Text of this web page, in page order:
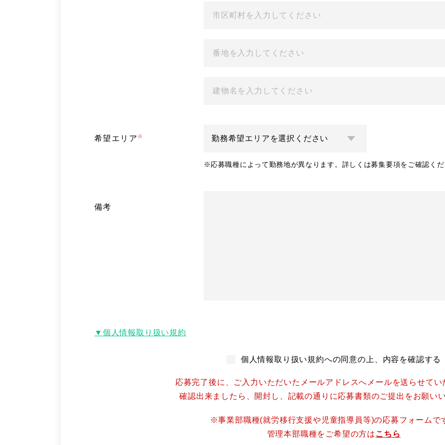
希望エリア
※応募職種によって勤務地が異なります。詳しくは募集要項をご確認く
備考
▼個人情報取り扱い規約
個人情報取り扱い規約への同意の上、 内容を確認する
応募完了後に、ご入力いただいたメールアドレスへ メールを送らせて
確認出来ましたら、開封し、記載の通りに応募書類のご提出をお願い
※事業部職種(就労移行支援や児童指導員等)の応募フォームで
管理本部職種をご希望の方はこちら